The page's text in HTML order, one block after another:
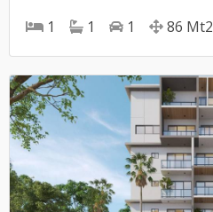
1 1 1 86 Mt2